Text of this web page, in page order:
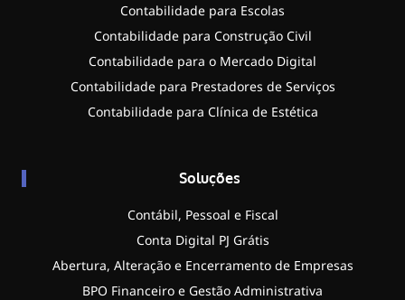
Contabilidade para Escolas
Contabilidade para Construção Civil
Contabilidade para o Mercado Digital
Contabilidade para Prestadores de Serviços
Contabilidade para Clínica de Estética
Soluções
Contábil, Pessoal e Fiscal
Conta Digital PJ Grátis
Abertura, Alteração e Encerramento de Empresas
BPO Financeiro e Gestão Administrativa